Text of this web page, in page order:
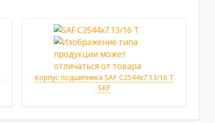
Корпус подшипника SAF C2544x7.13/16 T
SKF